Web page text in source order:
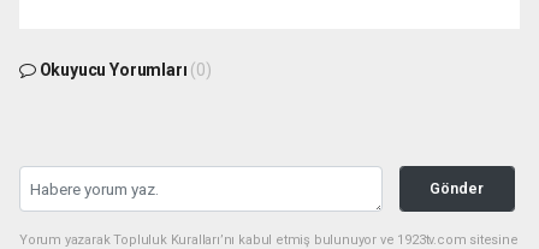
Okuyucu Yorumları (0)
Gönder
Yorum yazarak Topluluk Kuralları’nı kabul etmiş bulunuyor ve 1923tv.com sitesine